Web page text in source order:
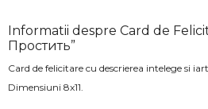
Informatii despre Card de
Простить”
Card de felicitare cu descrierea intelege si
Dimensiuni 8x11.